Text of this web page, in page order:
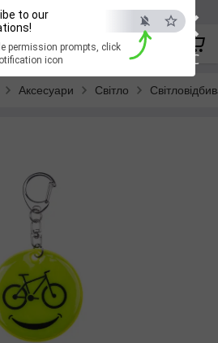
×
ESC
to our
permission prompts, click
icon
Аксесуари Світло